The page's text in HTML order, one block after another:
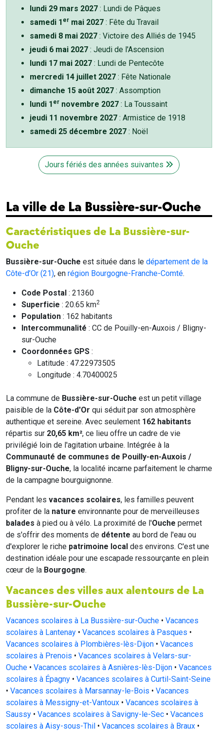
lundi 29 mars 2027 : Lundi de Pâques
samedi 1 er mai 2027 : Fête du Travail
samedi 8 mai 2027 : Victoire des Alliés de 1945
jeudi 6 mai 2027 : Jeudi de l'Ascension
lundi 17 mai 2027 : Lundi de Pentecôte
mercredi 14 juillet 2027 : Fête Nationale
dimanche 15 août 2027 : Assomption
lundi 1 er novembre 2027 : La Toussaint
jeudi 11 novembre 2027 : Armistice de 1918
samedi 25 décembre 2027 : Noël
Jours fériés des années suivantes
La ville de La Bussière-sur-Ouche
Caractéristiques de La Bussière-sur-
Ouche
Bussière-sur-Ouche est située dans le département de la
Côte-d’Or (21), en région Bourgogne-Franche-Comté.
Code Postal : 21360
Superficie : 20.65 km2
Population : 162 habitants
Intercommunalité : CC de Pouilly-en-Auxois / Bligny-
sur-Ouche
Coordonnées GPS :
Latitude : 47.22973505
Longitude : 4.70400025
La commune de Bussière-sur-Ouche est un petit village
paisible de la Côte-d'Or qui séduit par son atmosphère
authentique et sereine. Avec seulement 162 habitants
répartis sur 20,65 km², ce lieu offre un cadre de vie
privilégié loin de l'agitation urbaine. Intégrée à la
Communauté de communes de Pouilly-en-Auxois /
Bligny-sur-Ouche, la localité incarne parfaitement le charme
de la campagne bourguignonne.
Pendant les vacances scolaires, les familles peuvent
profiter de la nature environnante pour de merveilleuses
balades à pied ou à vélo. La proximité de l'Ouche permet
de s'offrir des moments de détente au bord de l'eau ou
d'explorer le riche patrimoine local des environs. C'est une
destination idéale pour une escapade ressourçante en plein
cœur de la Bourgogne.
Vacances des villes aux alentours de La
Bussière-sur-Ouche
Vacances scolaires à La Bussière-sur-Ouche • Vacances
scolaires à Lantenay • Vacances scolaires à Pasques •
Vacances scolaires à Plombières-lès-Dijon • Vacances
scolaires à Prenois • Vacances scolaires à Velars-sur-
Ouche • Vacances scolaires à Asnières-lès-Dijon • Vacances
scolaires à Épagny • Vacances scolaires à Curtil-Saint-Seine
• Vacances scolaires à Marsannay-le-Bois • Vacances
scolaires à Messigny-et-Vantoux • Vacances scolaires à
Saussy • Vacances scolaires à Savigny-le-Sec • Vacances
scolaires à Aisy-sous-Thil • Vacances scolaires à Braux •